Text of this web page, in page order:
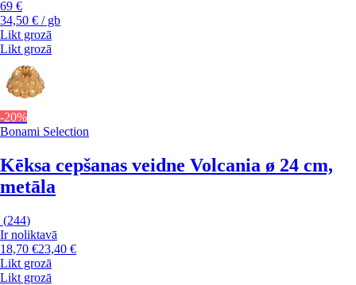
69 €
34,50 € / gb
Likt grozā
Likt grozā
-20%
Bonami Selection
Kēksa cepšanas veidne Volcania ø 24 cm,
metāla
(244)
Ir noliktavā
18,70 €23,40 €
Likt grozā
Likt grozā